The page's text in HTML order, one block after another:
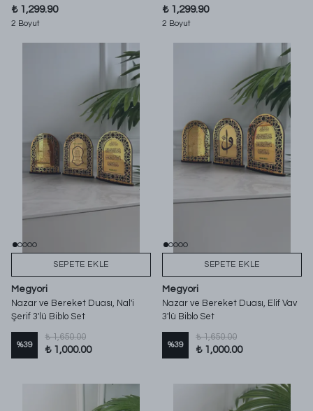
₺ 1,299.90
2 Boyut
₺ 1,299.90
2 Boyut
SEPETE EKLE
Megyori
Nazar ve Bereket Duası, Nal'i
Şerif 3'lü Biblo Set
%39
₺ 1,650.00
₺ 1,000.00
SEPETE EKLE
Megyori
Nazar ve Bereket Duası, Elif Vav
3'lü Biblo Set
%39
₺ 1,650.00
₺ 1,000.00